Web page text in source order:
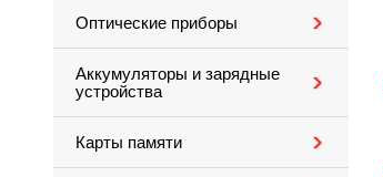
Оптические приборы
Аккумуляторы и зарядные
устройства
Карты памяти